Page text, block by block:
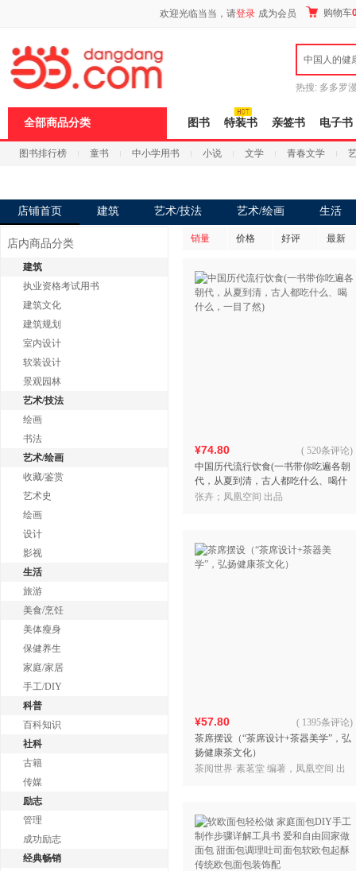
欢迎光临当当，请登录 成为会员 购物车
中国人的健
热搜: 多多罗
全部商品分类 图书 特装书 亲签书 电子书
图书排行榜 童书 中小学用书 小说 文学 青春文学
店铺首页 建筑 艺术/技法 艺术/绘画 生活
店内商品分类
建筑
执业资格考试用书
建筑文化
建筑规划
室内设计
软装设计
景观园林
艺术/技法
绘画
书法
艺术/绘画
收藏/鉴赏
艺术史
绘画
设计
影视
生活
旅游
美食/烹饪
美体瘦身
保健养生
家庭/家居
手工/DIY
科普
百科知识
社科
古籍
传媒
励志
管理
成功励志
经典畅销
销量 价格 好评 最新
¥74.80
中国历代流行饮食(一书带你吃遍各朝
代，从夏到清，古人都吃什么、喝什
么，一目了然)
( 520条评论)
张卉；凤凰空间 出品
¥57.80
茶席摆设（“茶席设计+茶器美学”，弘
扬健康茶文化）
( 1395条评论)
茶阅世界·素茗堂 编著，凤凰空间 出
页
浪
打